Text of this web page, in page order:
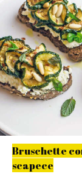
Bruschette
scapece